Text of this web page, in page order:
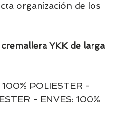
organización de los
YKK de larga
POLIESTER -
- ENVES: 100%